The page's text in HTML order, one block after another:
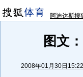
阿迪达斯搜
图文
2008年01月30日15:22